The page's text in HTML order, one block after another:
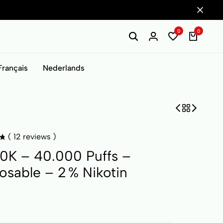
0 0
Nederlands
( 12 reviews )
– 40.000 Puffs –
– 2 % Nikotin